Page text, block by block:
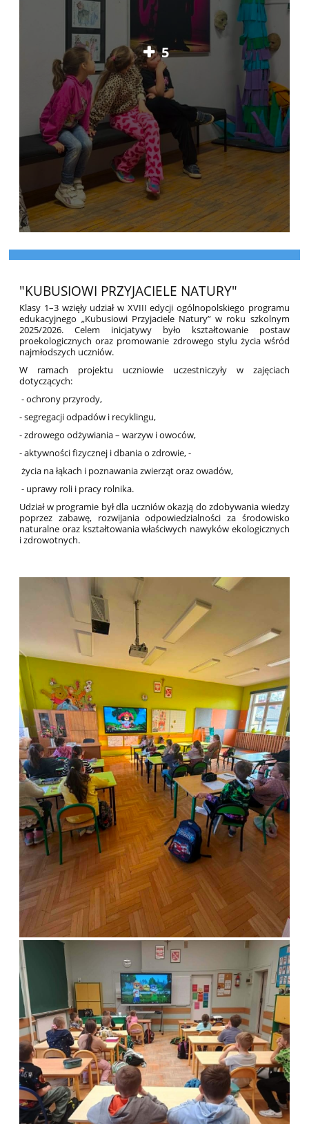
5
"KUBUSIOWI PRZYJACIELE NATURY"
Klasy 1–3 wzięły udział w XVIII edycji ogólnopolskiego programu
edukacyjnego „Kubusiowi Przyjaciele Natury” w roku szkolnym
2025/2026. Celem inicjatywy było kształtowanie postaw
proekologicznych oraz promowanie zdrowego stylu życia wśród
najmłodszych uczniów.
W ramach projektu uczniowie uczestniczyły w zajęciach
dotyczących:
- ochrony przyrody,
- segregacji odpadów i recyklingu,
- zdrowego odżywiania – warzyw i owoców,
- aktywności fizycznej i dbania o zdrowie, -
życia na łąkach i poznawania zwierząt oraz owadów,
- uprawy roli i pracy rolnika.
Udział w programie był dla uczniów okazją do zdobywania wiedzy
poprzez zabawę, rozwijania odpowiedzialności za środowisko
naturalne oraz kształtowania właściwych nawyków ekologicznych
i zdrowotnych.